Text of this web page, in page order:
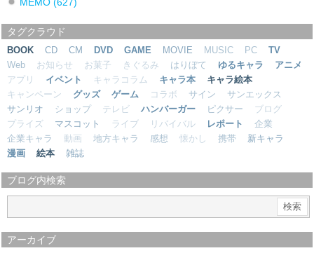
MEMO (627)
タグクラウド
BOOK CD CM DVD GAME MOVIE MUSIC PC
TV
Web
お知らせ お菓子 きぐるみ はりぼて ゆるキャラ
アニメ
アプリ
イベント キャラコラム キャラ本
キャラ絵本
キャンペーン
グッズ ゲーム コラボ サイン
サンエックス
サンリオ
ショップ テレビ ハンバーガー ピクサー
ブログ
プライズ
マスコット ライブ リバイバル レポート
企業
企業キャラ
動画 地方キャラ 感想 懐かし 携帯
新キャラ
漫画
絵本 雑誌
ブログ内検索
アーカイブ